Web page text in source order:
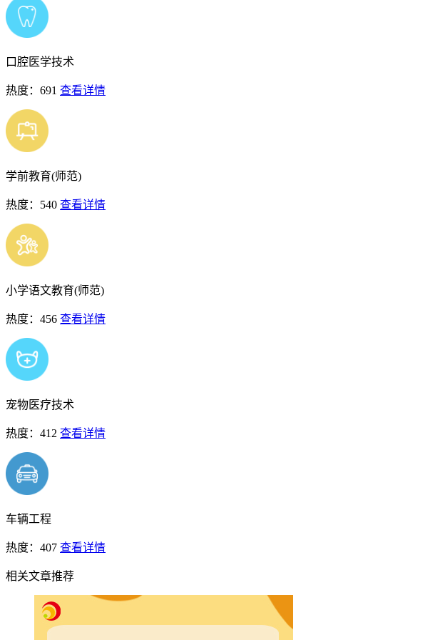
口腔医学技术
热度：691 查看详情
学前教育(师范)
热度：540 查看详情
小学语文教育(师范)
热度：456 查看详情
宠物医疗技术
热度：412 查看详情
车辆工程
热度：407 查看详情
相关文章推荐